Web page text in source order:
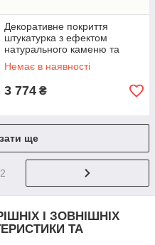
Декоративне покриття
штукатурка з ефектом
натурального каменю та
бетону MAXIMA «ART
BETON» (15 кг) Білий
Немає в наявності
3 774 ₴
ще
І ЗОВНІШНІХ
ТА